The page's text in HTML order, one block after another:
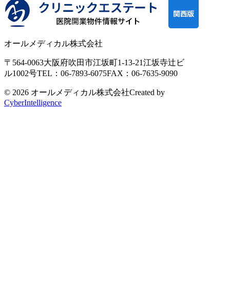
オールメディカル株式会社
〒564-0063大阪府吹田市江坂町1-13-21江坂寺辻ビ
ル1002号TEL：06-7893-6075FAX：06-7635-9090
© 2026 オールメディカル株式会社Created by
CyberIntelligence